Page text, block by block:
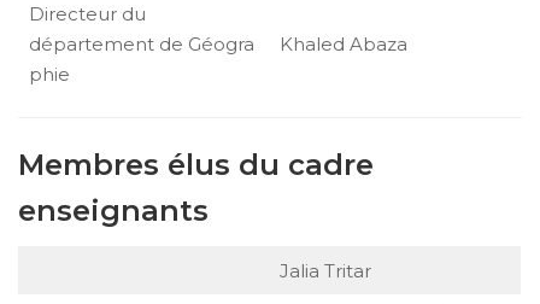
Directeur du
département de Géogra
phie
Khaled Abaza
Membres élus du cadre
enseignants
Jalia Tritar